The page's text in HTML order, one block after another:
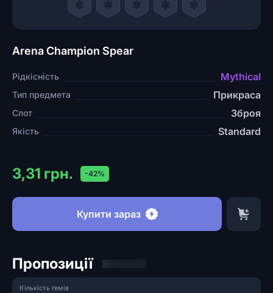
Arena Champion Spear
Рідкісність Mythical
Тип предмета Прикраса
Слот Зброя
Якість Standard
3,31 грн. -42%
Купити зараз
Пропозиції
Кількість гемів